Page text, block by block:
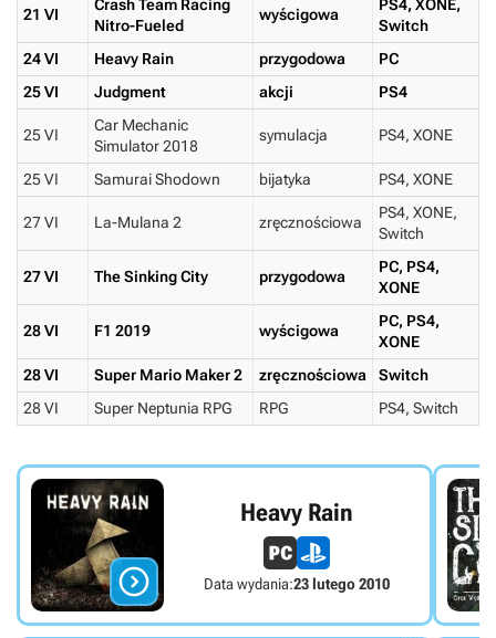
21 VI
Crash Team Racing
Nitro-Fueled
wyścigowa
PS4, XONE,
Switch
24 VI
Heavy Rain przygodowa
PC
25 VI
Judgment akcji PS4
25 VI
Car Mechanic
Simulator 2018
symulacja PS4, XONE
25 VI Samurai Shodown bijatyka PS4, XONE
27 VI La-Mulana 2 zręcznościowa
PS4, XONE,
Switch
27 VI The Sinking City przygodowa
PC, PS4,
XONE
28 VI F1 2019 wyścigowa
PC, PS4,
XONE
28 VI
Super Mario Maker 2 zręcznościowa
Switch
28 VI
Super Neptunia RPG RPG PS4, Switch

Heavy Rain
Data wydania:23 lutego 2010